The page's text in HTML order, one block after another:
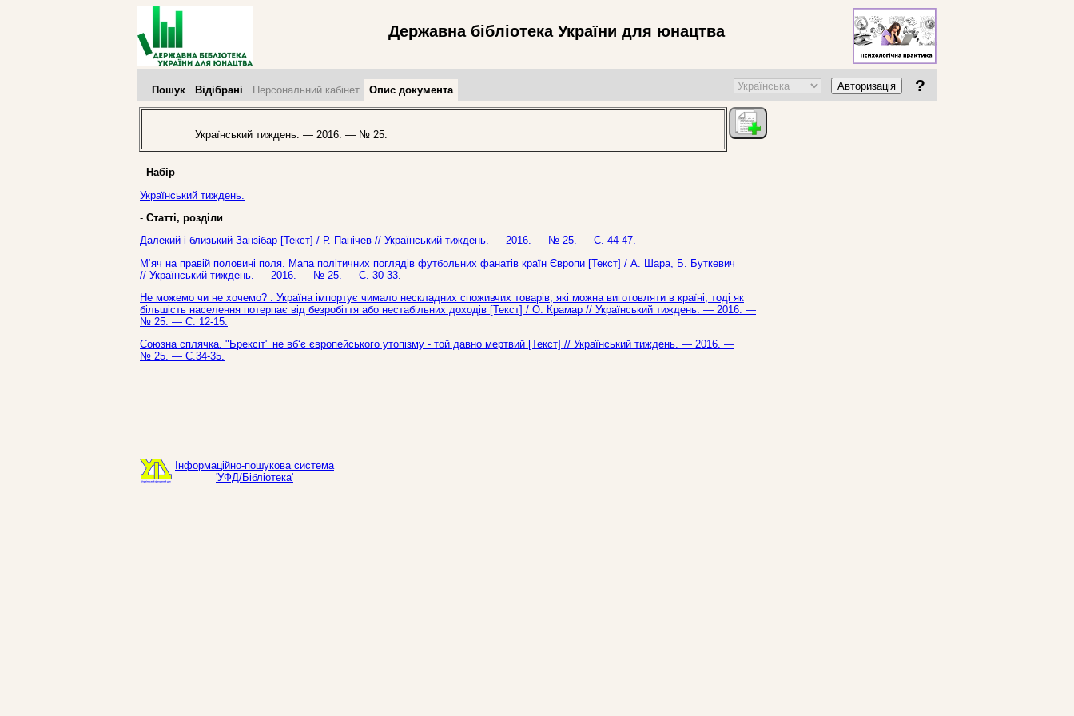
Державна бібліотека України для юнацтва
Пошук Відібрані Персональний кабінет Опис документа Авторизація ?
Український тиждень. — 2016. — № 25.
- Набір
Український тиждень.
- Статті, розділи
Далекий і близький Занзібар [Текст] / Р. Панічев // Український тиждень. — 2016. — № 25. — С. 44-47.
М‘яч на правій половині поля. Мапа політичних поглядів футбольних фанатів країн Європи [Текст] / А. Шара, Б. Буткевич
// Український тиждень. — 2016. — № 25. — С. 30-33.
Не можемо чи не хочемо? : Україна імпортує чимало нескладних споживчих товарів, які можна виготовляти в країні, тоді як
більшість населення потерпає від безробіття або нестабільних доходів [Текст] / О. Крамар // Український тиждень. — 2016. —
№ 25. — С. 12-15.
Союзна сплячка. "Брексіт" не вб‘є європейського утопізму - той давно мертвий [Текст] // Український тиждень. — 2016. —
№ 25. — С.34-35.
Інформаційно-пошукова система
'УФД/Бібліотека'